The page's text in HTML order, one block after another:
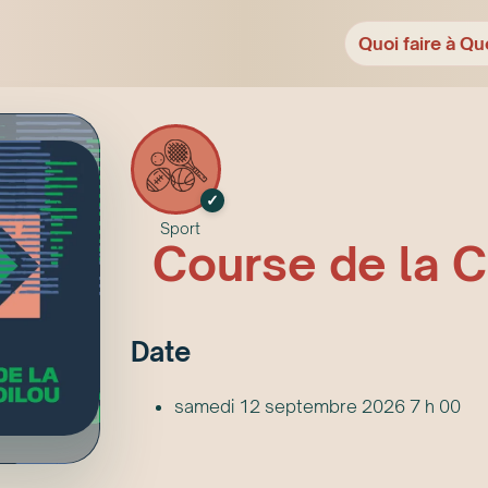
Quoi faire à
✓
Sport
Course de la
Date
samedi 12 septembre 2026 7 h 00